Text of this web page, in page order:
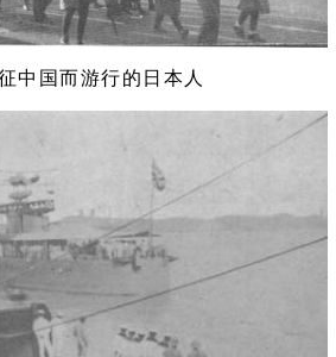
中国而游行的日本人